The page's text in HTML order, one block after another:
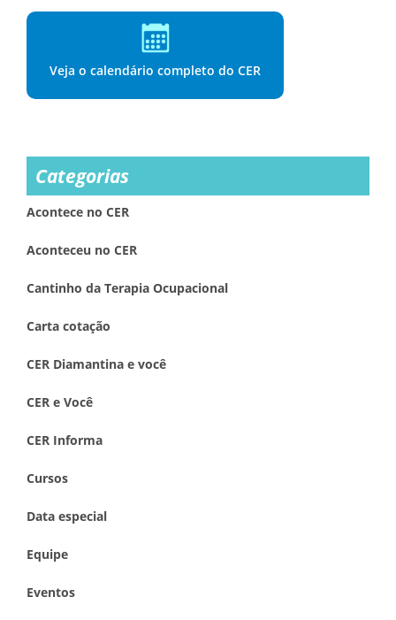
Veja o calendário completo do CER
Categorias
Acontece no CER
Aconteceu no CER
Cantinho da Terapia Ocupacional
Carta cotação
CER Diamantina e você
CER e Você
CER Informa
Cursos
Data especial
Equipe
Eventos